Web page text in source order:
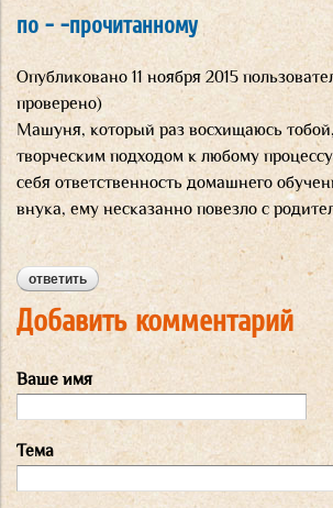
по - -прочитанному
Опубликовано 11 ноября 2015
проверено)
Машуня, который раз восхищаюсь
творческим подходом к любому
себя ответственность домашнего
внука, ему несказанно повезло с
ответить
Добавить комментарий
Ваше имя
Тема